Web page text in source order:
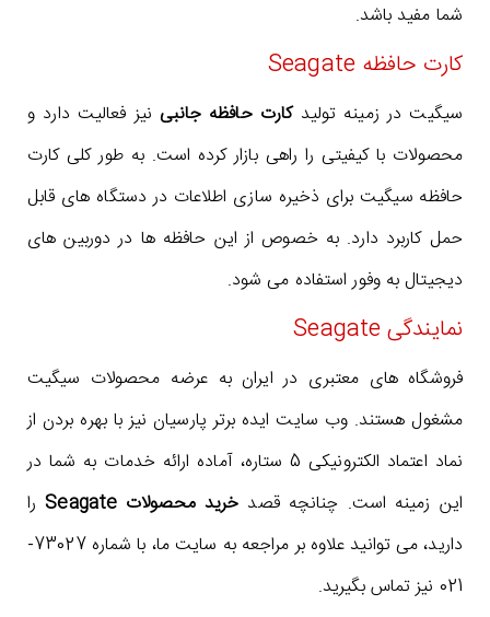
شما مفید باشد.
کارت حافظه Seagate
سیگیت در زمینه تولیدکارت حافظه جانبینیز فعالیت دارد و
محصولات با کیفیتی را راهی بازار کرده است. به طور کلی کارت
حافظه سیگیت برای ذخیره سازی اطلاعات در دستگاه های قابل
حمل کاربرد دارد. به خصوص از این حافظه ها در دوربین های
دیجیتال به وفور استفاده می شود.
نمایندگی Seagate
فروشگاه های معتبری در ایران به عرضه محصولات سیگیت
مشغول هستند. وب سایت ایده برتر پارسیان نیز با بهره بردن از
نماد اعتماد الکترونیکی 5 ستاره، آماده ارائه خدمات به شما در
این زمینه است. چنانچه قصد خرید محصولات Seagate
را
دارید، می توانید علاوه بر مراجعه به سایت ما، با شماره 73027-
021 نیز تماس بگیرید.